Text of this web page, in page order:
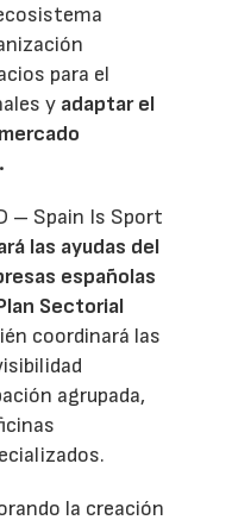
para el
y adaptar el
– Spain Is Sport
las ayudas del
españolas
Sectorial
coordinará las
agrupada,
la creación